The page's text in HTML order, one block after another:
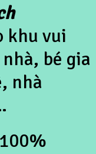
khu vui
bé gia
nhà